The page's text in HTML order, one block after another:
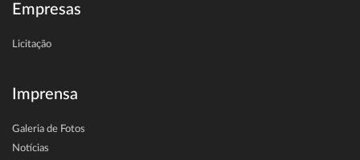
Empresas
Licitação
Imprensa
Galeria de Fotos
Notícias